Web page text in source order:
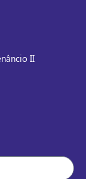
II